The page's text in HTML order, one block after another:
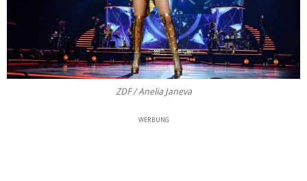
ZDF / Anelia Janeva
WERBUNG